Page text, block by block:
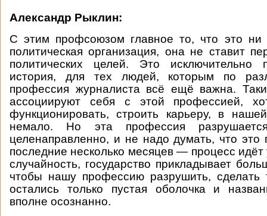
Александр Рыклин:
С этим профсоюзом главное то, что это
политическая организация, она не ставит
политических целей. Это исключительно
история, для тех людей, которым по
профессия журналиста всё ещё важна.
ассоциируют себя с этой профессией,
функционировать, строить карьеру, в
немало. Но эта профессия
целенаправленно, и не надо думать, что это
последние несколько месяцев — процесс
случайность, государство прикладывает
чтобы нашу профессию разрушить, сделать
остались только пустая оболочка и
вполне осознанно.